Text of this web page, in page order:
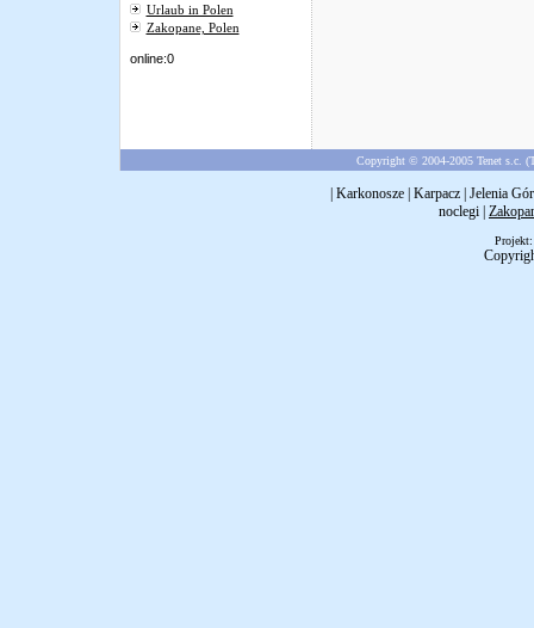
Urlaub in Polen
Zakopane, Polen
online:0
Copyright © 2004-2005 Tenet s.c.
Karkonosze Karpacz Jelenia
noclegi